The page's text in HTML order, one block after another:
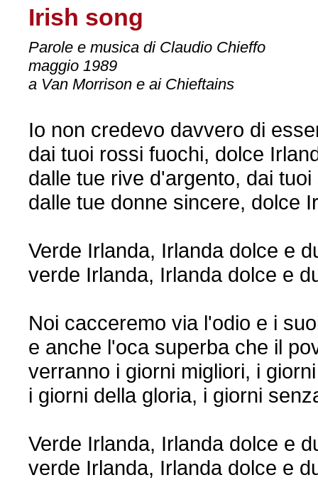
Irish song
Parole e musica di Claudio Chieffo
maggio 1989
a Van Morrison e ai Chieftains
Io non credevo davvero di
dai tuoi rossi fuochi, dolce
dalle tue rive d'argento, dai
dalle tue donne sincere, dolce
Verde Irlanda, Irlanda dolce e
verde Irlanda, Irlanda dolce e
Noi cacceremo via l'odio e i
e anche l'oca superba che il
verranno i giorni migliori, i
i giorni della gloria, i giorni
Verde Irlanda, Irlanda dolce e
verde Irlanda, Irlanda dolce e